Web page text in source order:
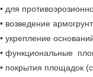
• для
• возведение
• укрепление
• функциональные
• покрытия площадок